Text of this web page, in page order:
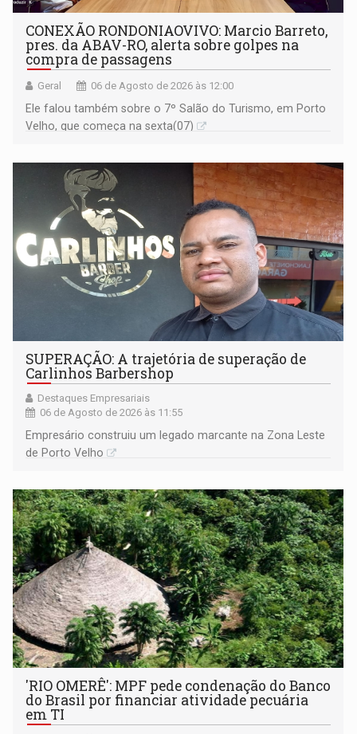
CONEXÃO RONDONIAOVIVO: Marcio Barreto,
pres. da ABAV-RO, alerta sobre golpes na
compra de passagens
Geral 06 de Agosto de 2026 às 12:00
Ele falou também sobre o 7º Salão do Turismo, em Porto
Velho, que começa na sexta(07)
SUPERAÇÃO: A trajetória de superação de
Carlinhos Barbershop
Destaques Empresariais
06 de Agosto de 2026 às 11:55
Empresário construiu um legado marcante na Zona Leste
de Porto Velho
'RIO OMERÊ': MPF pede condenação do Banco
do Brasil por financiar atividade pecuária
em TI